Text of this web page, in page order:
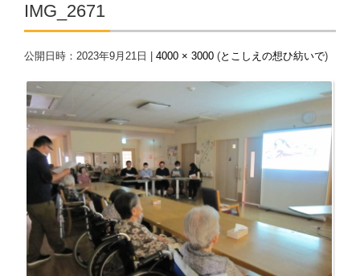
IMG_2671
公開日時： 2023年9月21日 4000 × 3000 (とこしえの想ひ紡いで)